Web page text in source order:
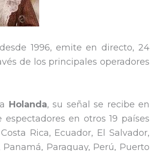
1996, emite en directo, 24
de los principales operadores
Holanda, su señal se recibe en
en otros 19 países
Rica, Ecuador, El Salvador,
Paraguay, Perú, Puerto